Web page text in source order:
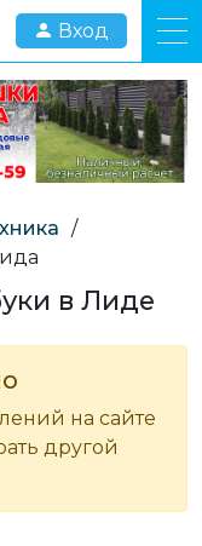
Вход
/
в Лиде
на сайте
другой